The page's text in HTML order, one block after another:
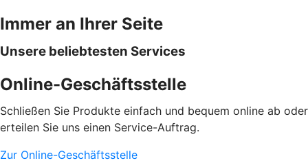
Immer an Ihrer Seite
Unsere beliebtesten Services
Online-Geschäftsstelle
Schließen Sie Produkte einfach und bequem online ab oder
erteilen Sie uns einen Service-Auftrag.
Zur Online-Geschäftsstelle